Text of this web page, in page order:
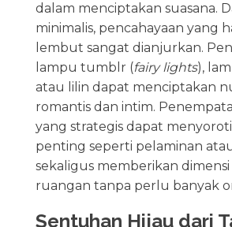
dalam menciptakan suasana.
minimalis, pencahayaan yang
lembut sangat dianjurkan.
lampu tumblr (fairy lights),
atau lilin dapat menciptakan
romantis dan intim.
yang strategis dapat
penting seperti pelaminan
sekaligus memberikan dimensi
ruangan tanpa perlu banyak
Sentuhan Hijau dari